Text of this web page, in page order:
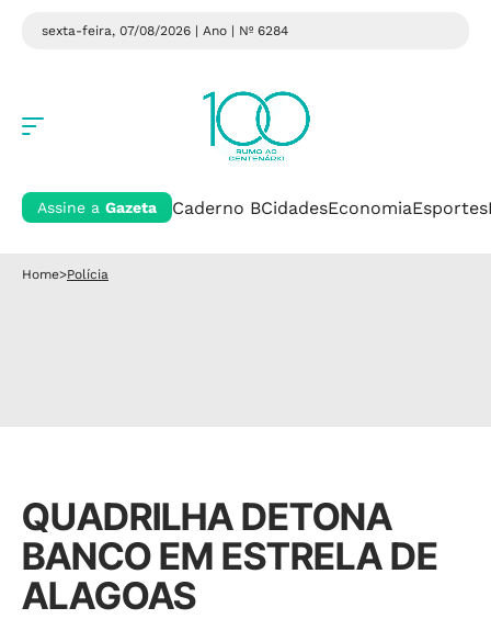
sexta-feira, 07/08/2026 | Ano | Nº 6284
Assine a Gazeta Caderno BCidadesEconomiaEsportes
Home>Polícia
QUADRILHA DETONA
BANCO EM ESTRELA DE
ALAGOAS